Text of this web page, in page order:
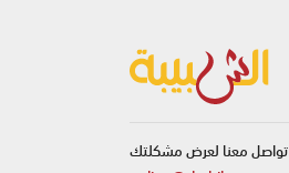
تواصل معنا لعرض مشكلتك